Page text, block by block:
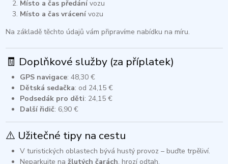
Místo a čas předánívozu
Místo a čas vrácenívozu​
Na základě těchto údajů vám připravíme nabídku na míru.​
🧾 Doplňkové služby (za příplatek)
GPS navigace: 48,30 €
Dětská sedačka: od 24,15 €
Podsedák pro děti: 24,15 €
Další řidič: 6,90 €​
⚠️ Užitečné tipy na cestu
V turistických oblastech bývá hustý provoz – buďte trpěliví.
Neparkujte na žlutých čarách, hrozí odtah.